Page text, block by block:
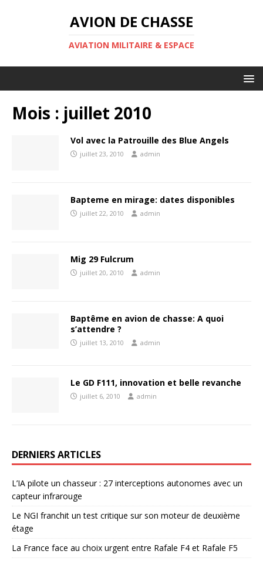
AVION DE CHASSE
AVIATION MILITAIRE & ESPACE
Mois : juillet 2010
Vol avec la Patrouille des Blue Angels
juillet 23, 2010 admin
Bapteme en mirage: dates disponibles
juillet 22, 2010 admin
Mig 29 Fulcrum
juillet 20, 2010 admin
Baptême en avion de chasse: A quoi
s’attendre ?
juillet 13, 2010 admin
Le GD F111, innovation et belle revanche
juillet 6, 2010 admin
DERNIERS ARTICLES
L’IA pilote un chasseur : 27 interceptions autonomes avec un
capteur infrarouge
Le NGI franchit un test critique sur son moteur de deuxième
étage
La France face au choix urgent entre Rafale F4 et Rafale F5